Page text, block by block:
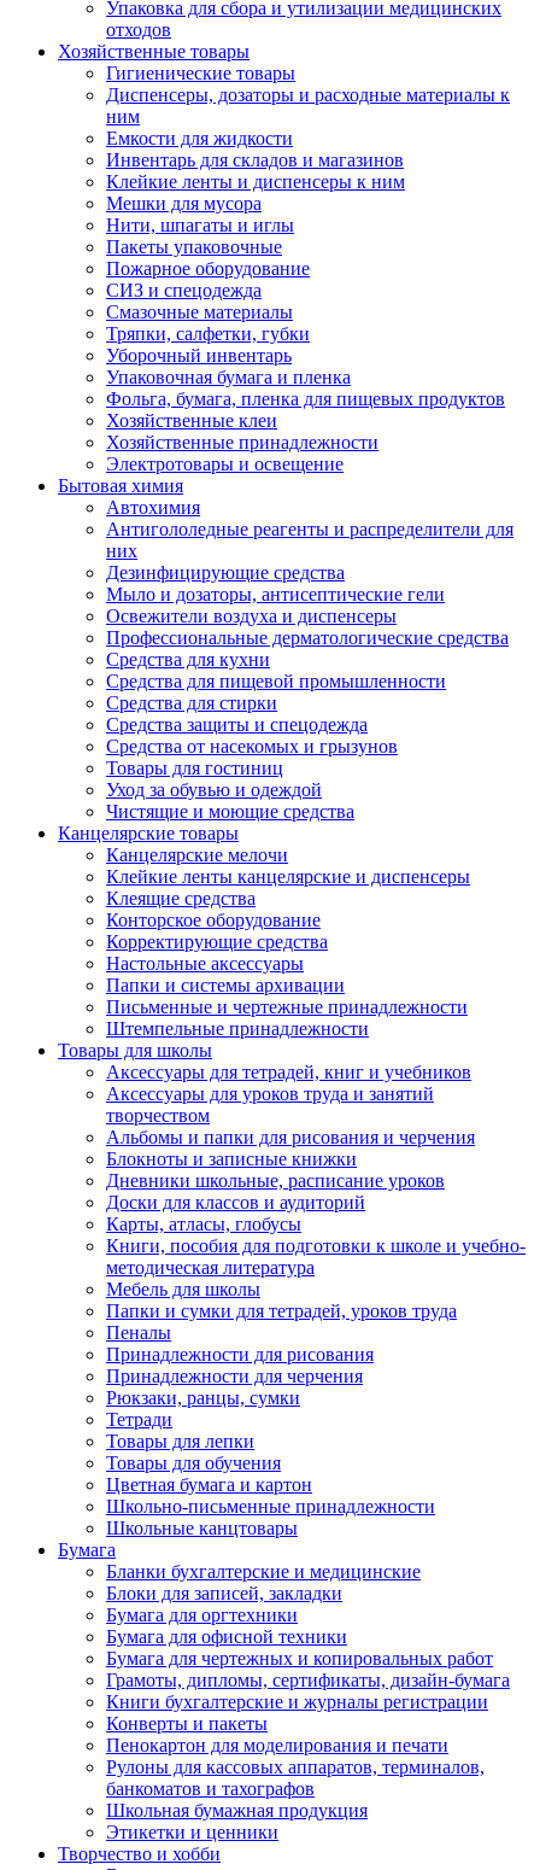
Упаковка для сбора и утилизации медицинских
отходов
Хозяйственные товары
Гигиенические товары
Диспенсеры, дозаторы и расходные материалы к
ним
Емкости для жидкости
Инвентарь для складов и магазинов
Клейкие ленты и диспенсеры к ним
Мешки для мусора
Нити, шпагаты и иглы
Пакеты упаковочные
Пожарное оборудование
СИЗ и спецодежда
Смазочные материалы
Тряпки, салфетки, губки
Уборочный инвентарь
Упаковочная бумага и пленка
Фольга, бумага, пленка для пищевых продуктов
Хозяйственные клеи
Хозяйственные принадлежности
Электротовары и освещение
Бытовая химия
Автохимия
Антигололедные реагенты и распределители для
них
Дезинфицирующие средства
Мыло и дозаторы, антисептические гели
Освежители воздуха и диспенсеры
Профессиональные дерматологические средства
Средства для кухни
Средства для пищевой промышленности
Средства для стирки
Средства защиты и спецодежда
Средства от насекомых и грызунов
Товары для гостиниц
Уход за обувью и одеждой
Чистящие и моющие средства
Канцелярские товары
Канцелярские мелочи
Клейкие ленты канцелярские и диспенсеры
Клеящие средства
Конторское оборудование
Корректирующие средства
Настольные аксессуары
Папки и системы архивации
Письменные и чертежные принадлежности
Штемпельные принадлежности
Товары для школы
Аксессуары для тетрадей, книг и учебников
Аксессуары для уроков труда и занятий
творчеством
Альбомы и папки для рисования и черчения
Блокноты и записные книжки
Дневники школьные, расписание уроков
Доски для классов и аудиторий
Карты, атласы, глобусы
Книги, пособия для подготовки к школе и учебно-
методическая литература
Мебель для школы
Папки и сумки для тетрадей, уроков труда
Пеналы
Принадлежности для рисования
Принадлежности для черчения
Рюкзаки, ранцы, сумки
Тетради
Товары для лепки
Товары для обучения
Цветная бумага и картон
Школьно-письменные принадлежности
Школьные канцтовары
Бумага
Бланки бухгалтерские и медицинские
Блоки для записей, закладки
Бумага для оргтехники
Бумага для офисной техники
Бумага для чертежных и копировальных работ
Грамоты, дипломы, сертификаты, дизайн-бумага
Книги бухгалтерские и журналы регистрации
Конверты и пакеты
Пенокартон для моделирования и печати
Рулоны для кассовых аппаратов, терминалов,
банкоматов и тахографов
Школьная бумажная продукция
Этикетки и ценники
Творчество и хобби